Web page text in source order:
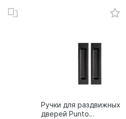
Ручки для раздвижных
дверей Punto